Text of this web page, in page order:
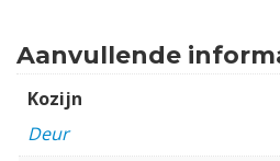
Aanvullende
Kozijn
Deur